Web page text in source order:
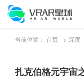
当前位置： 首页 深度
扎克伯格元宇宙